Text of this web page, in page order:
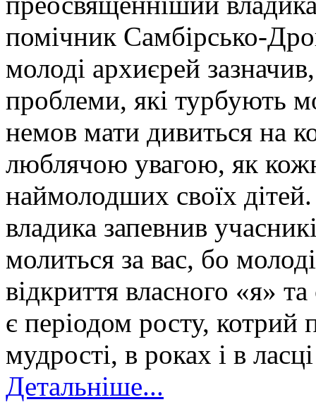
помічник Самбірсько-
молоді архиєрей
проблеми, які турбують
немов мати дивиться на
люблячою увагою, як
наймолодших своїх
владика запевнив
молиться за вас, бо
відкриття власного «я»
є періодом росту,
мудрості, в роках і в
Детальніше...